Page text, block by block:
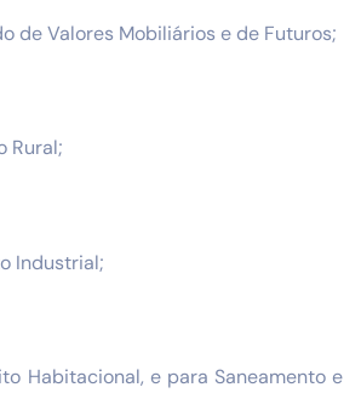
Valores Mobiliários e de Futuros;
e para Saneamento e